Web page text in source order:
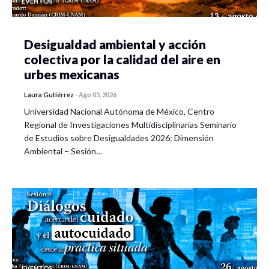
investigación actual con aplicaciones prácticas,
CONTENIDO DEL CURSO
Sesión 1. El perfil pragmático en el Trastorno del
Espectro Autista (TEA)
Introducción al desarrollo pragmático del lenguaje y
la cognición social.
Actos de habla directos e indirectos.
Comprensión de ironía, dobles sentidos y metáforas.
Tendencia al lenguaje literal.
Desigualdad ambiental y acción
colectiva por la calidad del aire en
urbes mexicanas
Laura Gutiérrez -Ago 05, 2026
Universidad Nacional Autónoma de México, Centro
Regional de Investigaciones Multidisciplinarias Seminario
de Estudios sobre Desigualdades 2026: Dimensión
Ambiental – Sesión…